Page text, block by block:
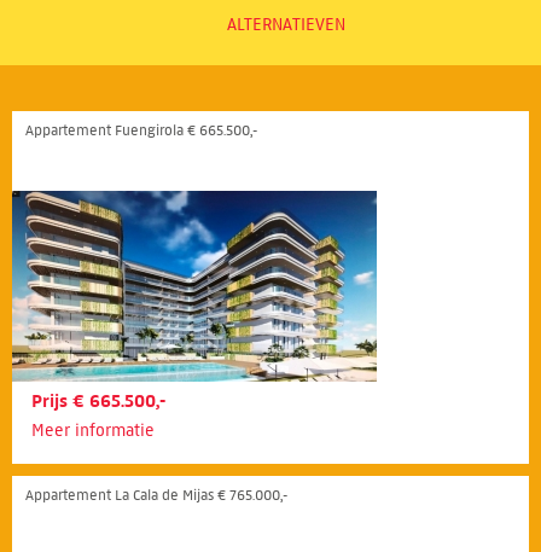
ALTERNATIEVEN
Appartement Fuengirola € 665.500,-
Prijs € 665.500,-
Meer informatie
Appartement La Cala de Mijas € 765.000,-